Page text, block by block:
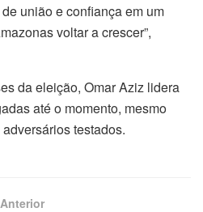
união e confiança em um
voltar a crescer”,
da eleição, Omar Aziz lidera
até o momento, mesmo
testados.
Anterior